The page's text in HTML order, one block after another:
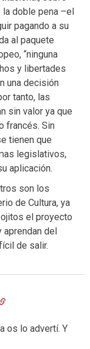
doble pena –el
pagando a su
al paquete
“ninguna
y libertades
una decisión
tanto, las
sin valor ya que
francés. Sin
tienen que
legislativos,
aplicación.
son los
de Cultura, ya
el proyecto
aprendan del
de salir.
os lo advertí. Y